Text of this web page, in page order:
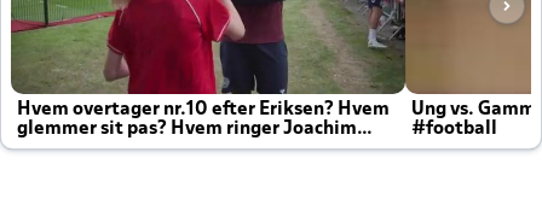
Hvem overtager nr.10 efter Eriksen? Hvem
glemmer sit pas? Hvem ringer Joachim
altid til efter kampe?
Ung vs.
#football